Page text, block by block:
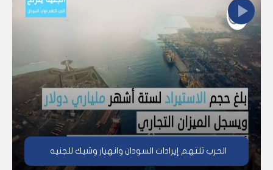
الحرب تلتهم إيرادات السودان وانهيار وشيك للجنيه